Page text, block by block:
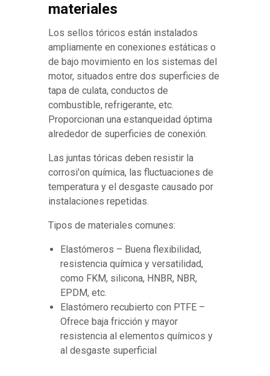
materiales
Los sellos tóricos están instalados
ampliamente en conexiones estáticas o
de bajo movimiento en los sistemas del
motor, situados entre dos superficies de
tapa de culata, conductos de
combustible, refrigerante, etc.
Proporcionan una estanqueidad óptima
alrededor de superficies de conexión.
Las juntas tóricas deben resistir la
corrosi'on química, las fluctuaciones de
temperatura y el desgaste causado por
instalaciones repetidas.
Tipos de materiales comunes:
Elastómeros – Buena flexibilidad,
resistencia química y versatilidad,
como FKM, silicona, HNBR, NBR,
EPDM, etc.
Elastómero recubierto con PTFE –
Ofrece baja fricción y mayor
resistencia al elementos químicos y
al desgaste superficial